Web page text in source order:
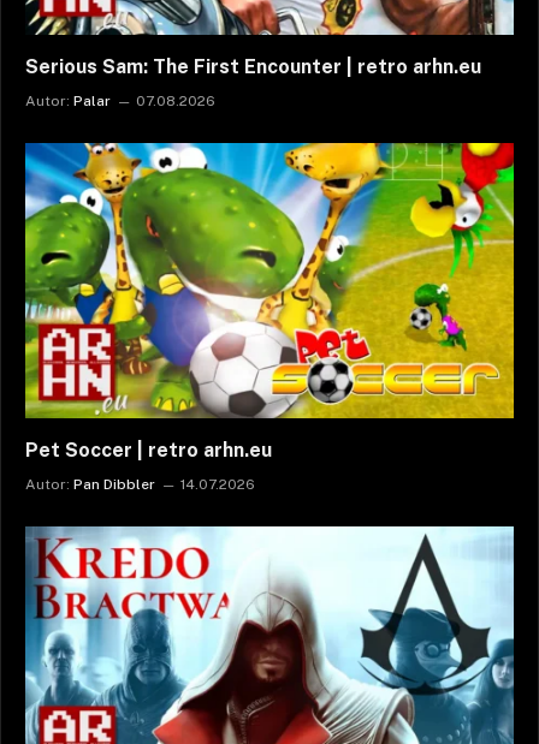
Serious Sam: The First Encounter | retro arhn.eu
Autor: Palar 07.08.2026
Pet Soccer | retro arhn.eu
Autor: Pan Dibbler 14.07.2026